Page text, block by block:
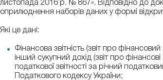
листопада 2016 р. № 867». Відповідно до
оприлюднення наборів даних у формі
Які це дані:
Фінансова звітність (звіт про
інший сукупний дохід (звіт про
податкової звітності за річний
Податкового кодексу України;